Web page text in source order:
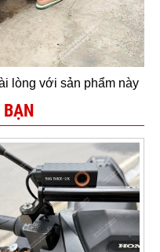
lòng với sản phẩm này